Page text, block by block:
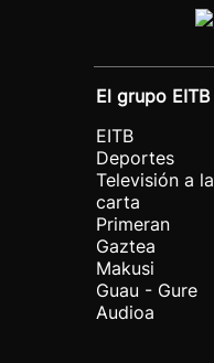
El grupo EITB
EITB
Deportes
Televisión a la
carta
Primeran
Gaztea
Makusi
Guau - Gure
Audioa